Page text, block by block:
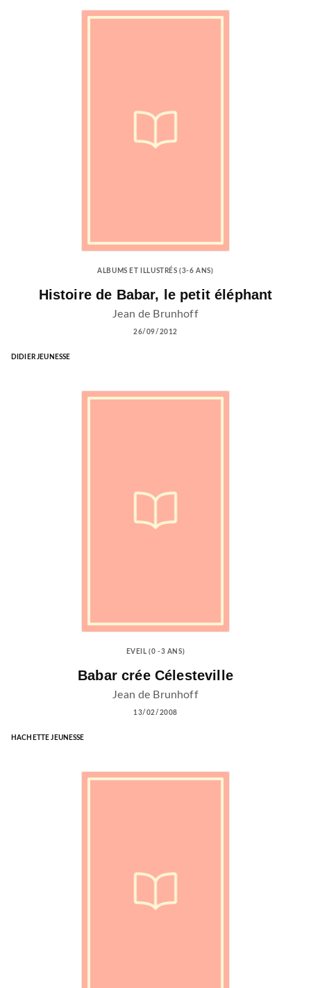
ALBUMS ET ILLUSTRÉS (3-6 ANS)
Histoire de Babar, le petit éléphant
Jean de Brunhoff
26/09/2012
DIDIER JEUNESSE
EVEIL (0 -3 ANS)
Babar crée Célesteville
Jean de Brunhoff
13/02/2008
HACHETTE JEUNESSE